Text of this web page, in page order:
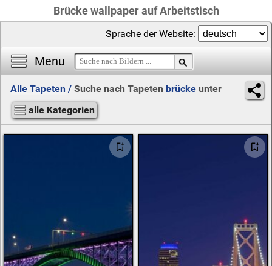
Brücke wallpaper auf Arbeitstisch
Menu
Sprache der Website:
Alle Tapeten / Suche nach Tapeten brücke unter
alle Kategorien